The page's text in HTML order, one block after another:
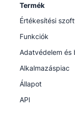
Termék
Értékesítési
Funkciók
Adatvédelem és
Alkalmazáspiac
Állapot
API